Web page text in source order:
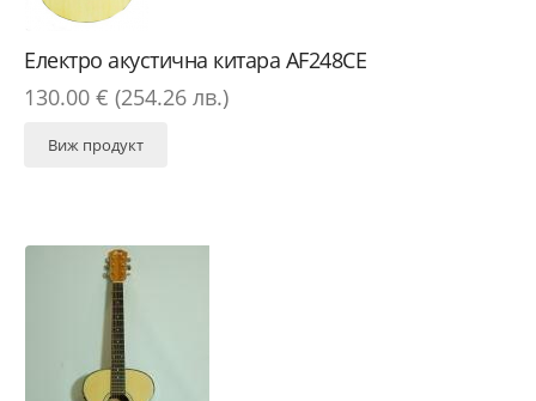
Електро акустична китара AF248CE
130.00 € (254.26 лв.)
Виж продукт